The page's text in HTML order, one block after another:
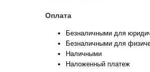
Оплата
Безналичными для
Безналичными для
Наличными
Наложенный платеж